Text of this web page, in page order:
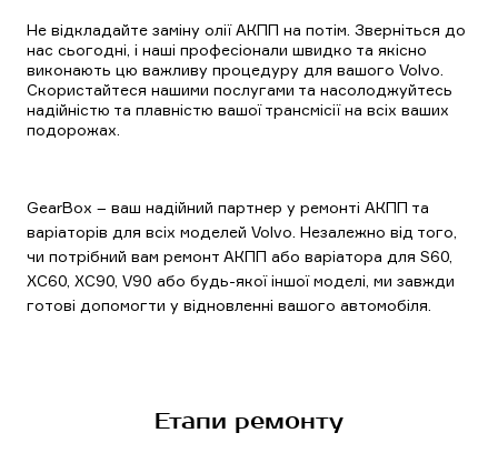
Не відкладайте заміну олії АКПП на потім. Зверніться до
нас сьогодні, і наші професіонали швидко та якісно
виконають цю важливу процедуру для вашого Volvo.
Скористайтеся нашими послугами та насолоджуйтесь
надійністю та плавністю вашої трансмісії на всіх ваших
подорожах.
GearBox – ваш надійний партнер у ремонті АКПП та
варіаторів для всіх моделей Volvo. Незалежно від того,
чи потрібний вам ремонт АКПП або варіатора для S60,
XC60, XC90, V90 або будь-якої іншої моделі, ми завжди
готові допомогти у відновленні вашого автомобіля.
Етапи ремонту